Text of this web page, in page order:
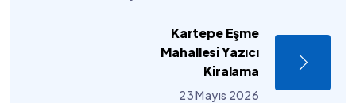
Kartepe Eşme
Mahallesi Yazıcı
Kiralama
23 Mayıs 2026